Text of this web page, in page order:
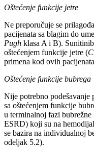
Oštećenje funkcije jetre
Ne preporučuje se
pacijenata sa blagim do
Pugh klasa A i B).
oštećenjem funkcije jetre (
primena kod ovih
Oštećenje funkcije bubrega
Nije potrebno podešavanje
sa oštećenjem funkcije
u terminalnoj fazi bubrežne
ESRD) koji su na
se bazira na individualnoj
odeljak 5.2).